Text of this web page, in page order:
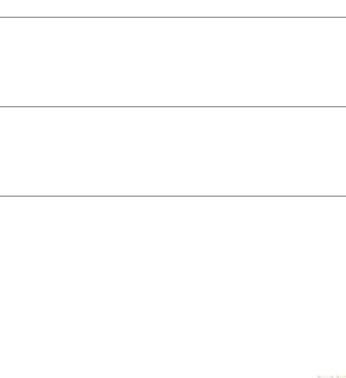
van de stoel.
omliggende parkeergarages. Door